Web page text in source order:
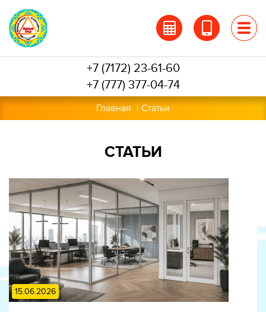
Перейти
основному
содержанию
+7 (7172) 23-61-60
+7 (777) 377-04-74
Главная Статьи
СТАТЬИ
15.06.2026